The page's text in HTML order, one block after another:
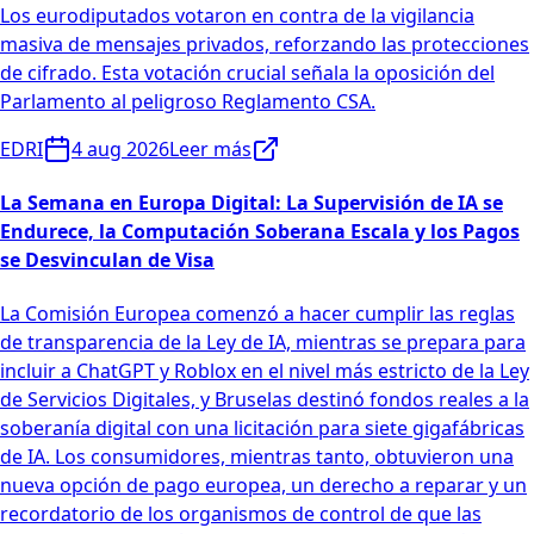
Los eurodiputados votaron en contra de la vigilancia
masiva de mensajes privados, reforzando las protecciones
de cifrado. Esta votación crucial señala la oposición del
Parlamento al peligroso Reglamento CSA.
EDRI
4 aug 2026Leer más
La Semana en Europa Digital: La Supervisión de IA se
Endurece, la Computación Soberana Escala y los Pagos
se Desvinculan de Visa
La Comisión Europea comenzó a hacer cumplir las reglas
de transparencia de la Ley de IA, mientras se prepara para
incluir a ChatGPT y Roblox en el nivel más estricto de la Ley
de Servicios Digitales, y Bruselas destinó fondos reales a la
soberanía digital con una licitación para siete gigafábricas
de IA. Los consumidores, mientras tanto, obtuvieron una
nueva opción de pago europea, un derecho a reparar y un
recordatorio de los organismos de control de que las